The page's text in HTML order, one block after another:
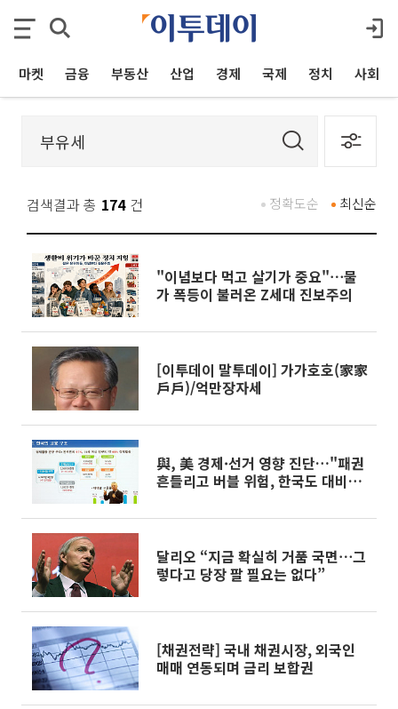
마켓 금융 부동산 산업 경제 국제 정치 사회
검색결과 총 174 건 최신순
정확도순
"이념보다 먹고 살기가 중요"⋯물
가 폭등이 불러온 Z세대 진보주의
[이투데이 말투데이] 가가호호(家家
戶戶)/억만장자세
與, 美 경제·선거 영향 진단…"패권
흔들리고 버블 위험, 한국도 대비해
달리오 “지금 확실히 거품 국면⋯그
렇다고 당장 팔 필요는 없다”
[채권전략] 국내 채권시장, 외국인
매매 연동되며 금리 보합권